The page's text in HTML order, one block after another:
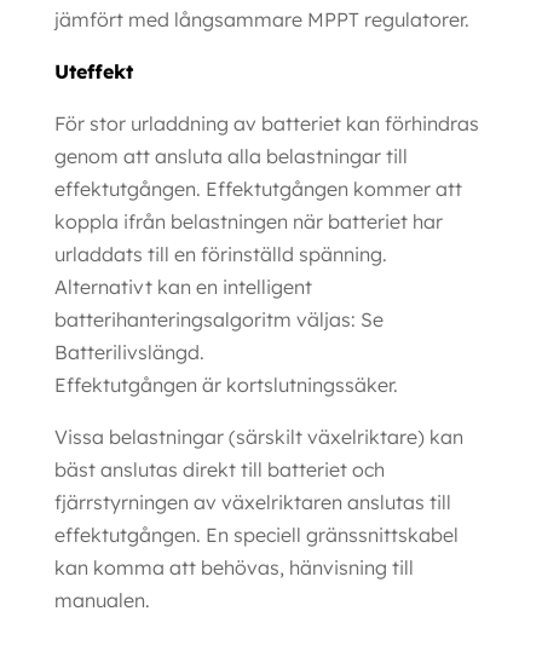
jämfört med långsammare MPPT regulatorer.
Uteffekt
För stor urladdning av batteriet kan förhindras
genom att ansluta alla belastningar till
effektutgången. Effektutgången kommer att
koppla ifrån belastningen när batteriet har
urladdats till en förinställd spänning.
Alternativt kan en intelligent
batterihanteringsalgoritm väljas: Se
Batterilivslängd.
Effektutgången är kortslutningssäker.
Vissa belastningar (särskilt växelriktare) kan
bäst anslutas direkt till batteriet och
fjärrstyrningen av växelriktaren anslutas till
effektutgången. En speciell gränssnittskabel
kan komma att behövas, hänvisning till
manualen.